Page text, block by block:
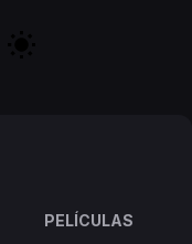
PELÍCULAS